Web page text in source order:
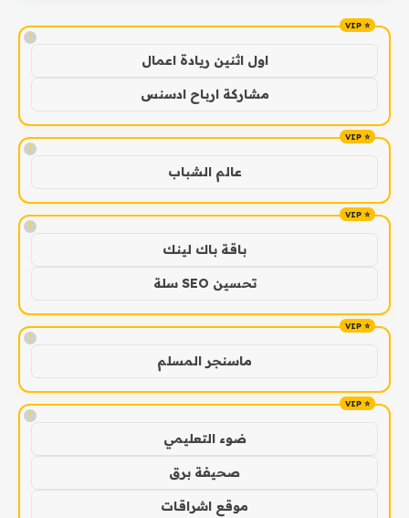
!
اول اثنين ريادة اعمال
مشاركة ارباح ادسنس
!
عالم الشباب
!
باقة باك لينك
تحسين SEO سلة
!
ماسنجر المسلم
!
ضوء التعليمي
صحيفة برق
موقع اشراقات